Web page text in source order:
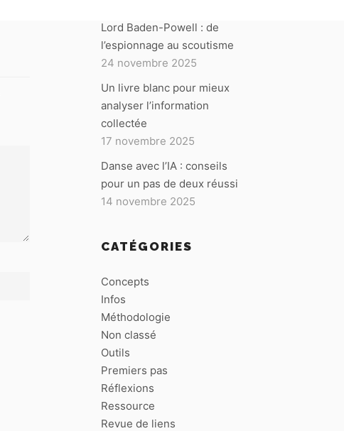
Lord Baden-Powell : de
l’espionnage au scoutisme
24 novembre 2025
Un livre blanc pour mieux
analyser l’information
collectée
17 novembre 2025
Danse avec l’IA : conseils
pour un pas de deux réussi
14 novembre 2025
CATÉGORIES
Concepts
Infos
Méthodologie
Non classé
Outils
Premiers pas
Réflexions
Ressource
Revue de liens